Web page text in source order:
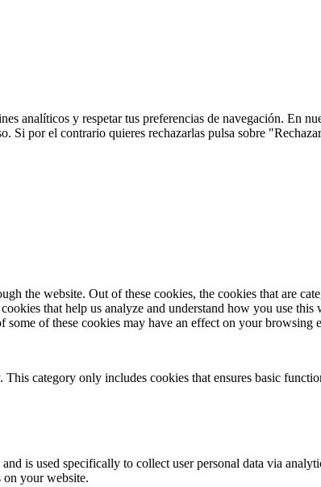
analíticos y respetar tus preferencias de navegación. En
Si por el contrario quieres rechazarlas pulsa sobre
the website. Out of these cookies, the cookies that are
that help us analyze and understand how you use
of these cookies may have an effect on your browsing
category only includes cookies that ensures basic
is used specifically to collect user personal data via
on your website.